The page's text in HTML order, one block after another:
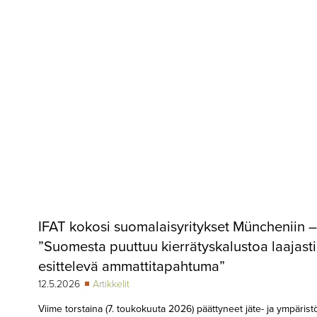
YHTEYSTIEDOT
IFAT kokosi suomalaisyritykset Müncheniin –
”Suomesta puuttuu kierrätyskalustoa laajasti
esittelevä ammattitapahtuma”
12.5.2026 Artikkelit
Viime torstaina (7. toukokuuta 2026) päättyneet jäte- ja